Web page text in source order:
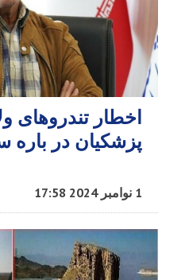
اخطار تندروهای
پزشکیان در باره
1 نوامبر 2024 17:58